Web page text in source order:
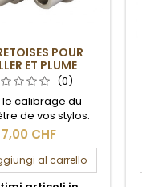
POUR
ET PLUME
(0)
le calibrage du
de vos stylos.
7,00 CHF
al carrello